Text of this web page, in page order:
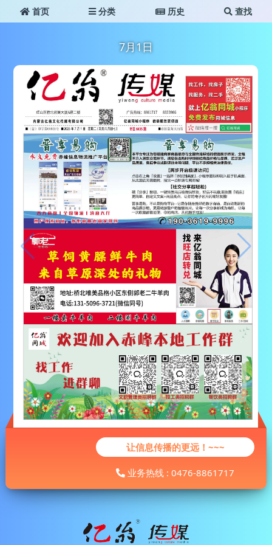
首页 分类 历史 查找
7月1日
让信息传播的更远！~~~
业务热线 : 0476-8861717